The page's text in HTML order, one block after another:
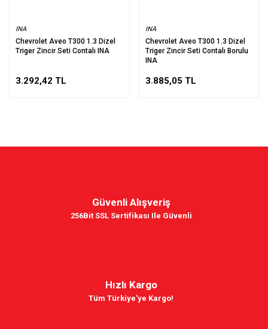
INA
Chevrolet Aveo T300 1.3 Dizel
Triger Zincir Seti Contalı INA
3.292,42 TL
INA
Chevrolet Aveo T300 1.3 Dizel
Triger Zincir Seti Contalı Borulu
INA
3.885,05 TL
Güvenli Alışveriş
256Bit SSL Sertifikası Ile Güvenli
Hızlı Kargo
Tüm Türkiye'ye Kargo!